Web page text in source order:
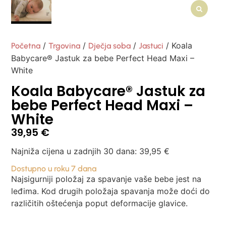
Početna /Trgovina / Dječja soba /Jastuci / Koala
Babycare® Jastuk za bebe Perfect Head Maxi –
White
Koala Babycare® Jastuk za
bebe Perfect Head Maxi –
White
39,95 €
Najniža cijena u zadnjih 30 dana: 39,95€
Dostupno u roku 7 dana
Najsigurniji položaj za spavanje vaše bebe jest na
leđima. Kod drugih položaja spavanja može doći do
različitih oštećenja poput deformacije glavice.